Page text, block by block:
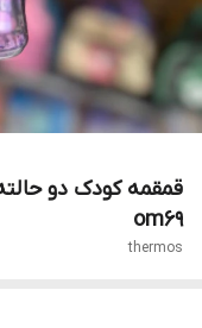
om69
thermos